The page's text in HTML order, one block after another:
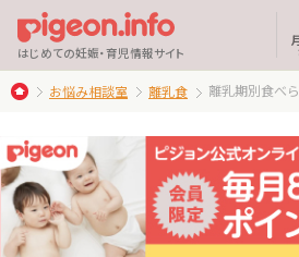
はじめての妊娠・育児情報サイト
お悩み相談室 離乳食 離乳期別食べ